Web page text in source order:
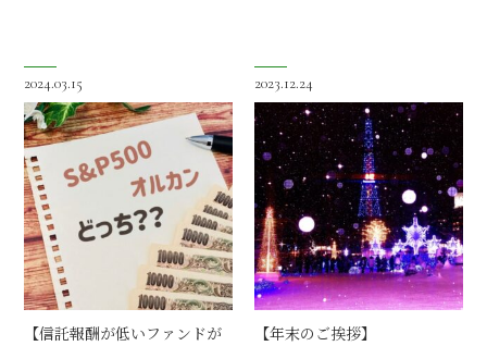
2024.03.15
【信託報酬が低いファンドが
2023.12.24
【年末のご挨拶】